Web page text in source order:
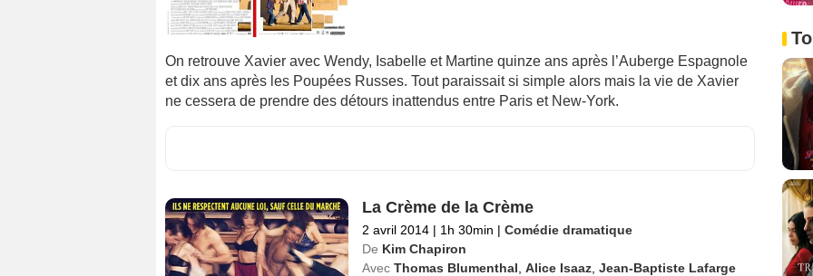
On retrouve Xavier avec Wendy, Isabelle et Martine quinze ans après l’Auberge Espagnole
et dix ans après les Poupées Russes. Tout paraissait si simple alors mais la vie de Xavier
ne cessera de prendre des détours inattendus entre Paris et New-York.
La Crème de la Crème
2 avril 2014 | 1h 30min | Comédie dramatique
De Kim Chapiron
Avec Thomas Blumenthal Alice Isaaz, Jean-Baptiste Lafarge